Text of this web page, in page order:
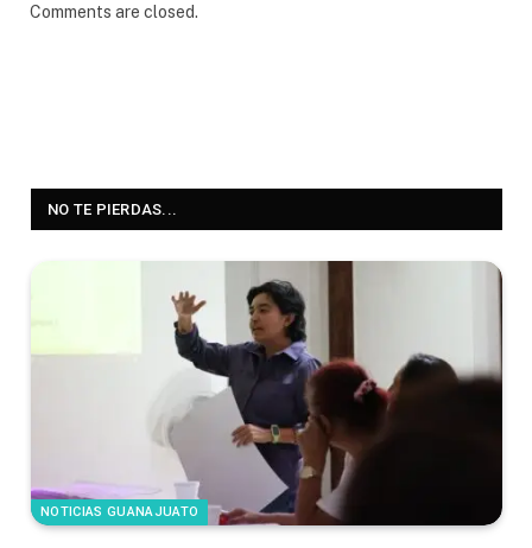
Comments are closed.
NO TE PIERDAS...
NOTICIAS GUANAJUATO